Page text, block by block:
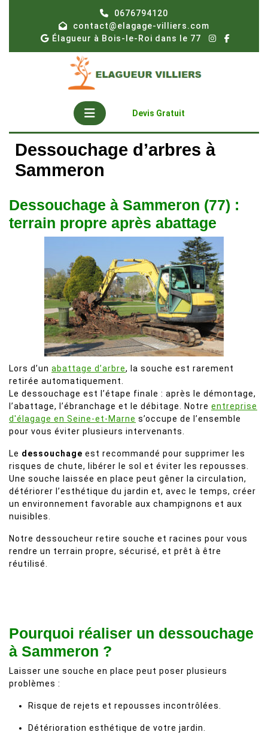
0676794120
contact@elagage-villiers.com
Élagueur à Bois-le-Roi dans le 77
Open
Button
Devis Gratuit
Dessouchage d’arbres à
Sammeron
Dessouchage à Sammeron (77) :
terrain propre après abattage
Lors d’un abattage d’arbre, la souche est rarement
retirée automatiquement.
Le dessouchage est l’étape finale : après le démontage,
l’abattage, l’ébranchage et le débitage. Notre entreprise
d'élagage en Seine-et-Marne s’occupe de l’ensemble
pour vous éviter plusieurs intervenants.
Le dessouchage est recommandé pour supprimer les
risques de chute, libérer le sol et éviter les repousses.
Une souche laissée en place peut gêner la circulation,
détériorer l’esthétique du jardin et, avec le temps, créer
un environnement favorable aux champignons et aux
nuisibles.
Notre dessoucheur retire souche et racines pour vous
rendre un terrain propre, sécurisé, et prêt à être
réutilisé.
Pourquoi réaliser un dessouchage
à Sammeron ?
Laisser une souche en place peut poser plusieurs
problèmes :
Risque de rejets et repousses incontrôlées.
Détérioration esthétique de votre jardin.